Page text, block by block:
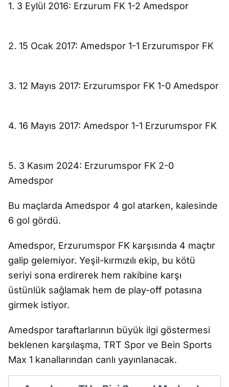
1. 3 Eylül 2016: Erzurum FK 1-2 Amedspor
2. 15 Ocak 2017: Amedspor 1-1 Erzurumspor FK
3. 12 Mayıs 2017: Erzurumspor FK 1-0 Amedspor
4. 16 Mayıs 2017: Amedspor 1-1 Erzurumspor FK
5. 3 Kasım 2024: Erzurumspor FK 2-0
Amedspor
Bu maçlarda Amedspor 4 gol atarken, kalesinde
6 gol gördü.
Amedspor, Erzurumspor FK karşısında 4 maçtır
galip gelemiyor. Yeşil-kırmızılı ekip, bu kötü
seriyi sona erdirerek hem rakibine karşı
üstünlük sağlamak hem de play-off potasına
girmek istiyor.
Amedspor taraftarlarının büyük ilgi göstermesi
beklenen karşılaşma, TRT Spor ve Bein Sports
Max 1 kanallarından canlı yayınlanacak.